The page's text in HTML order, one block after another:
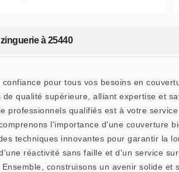
à 25440
pour tous vos besoins en
qualité supérieure, alliant expertise et
qualifiés est à votre
l'importance d'une couverture
techniques innovantes pour garantir la
réactivité sans faille et d'un service
construisons un avenir solide et